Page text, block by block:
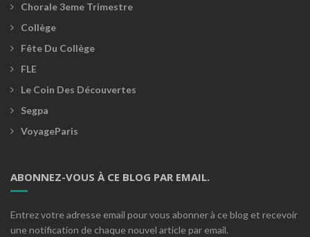
Chorale 3eme Trimestre
Collège
Fête Du Collège
FLE
Le Coin Des Découvertes
Segpa
VoyageParis
ABONNEZ-VOUS À CE BLOG PAR EMAIL.
Entrez votre adresse email pour vous abonner à ce blog et recevoir
une notification de chaque nouvel article par email.